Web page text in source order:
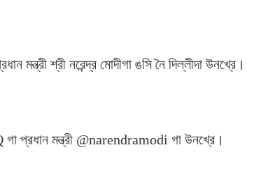
মন্ত্রী শ্রী নরেন্দ্র মোদীগা ঙসি নৈ দিল্লীদা উনখ্রে।
প্রধান মন্ত্রী @narendramodi গা উনখ্রে।